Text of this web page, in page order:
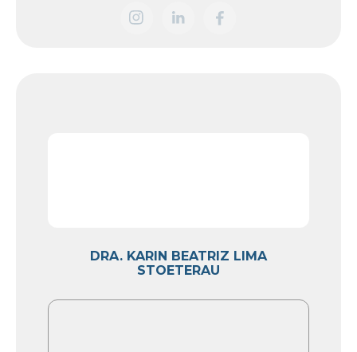
DRA. KARIN BEATRIZ LIMA
STOETERAU